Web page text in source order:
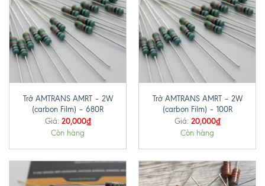
Trở AMTRANS AMRT – 2W
(carbon Film) – 680R
Giá: 20,000₫
Còn hàng
Trở AMTRANS AMRT – 2W
(carbon Film) – 100R
Giá: 20,000₫
Còn hàng